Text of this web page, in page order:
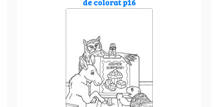
de colorat p16